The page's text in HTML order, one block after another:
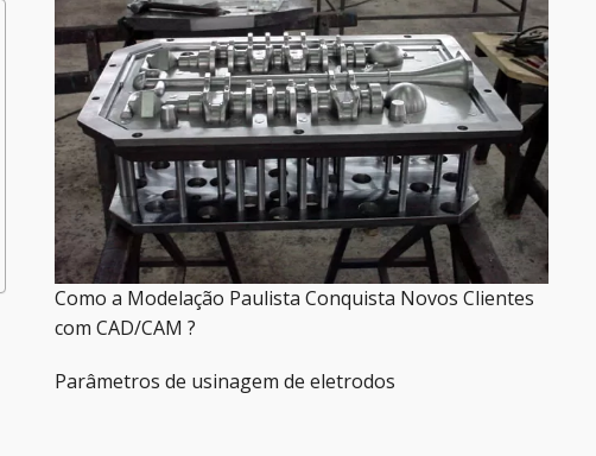
Como a Modelação Paulista Conquista Novos Clientes
com CAD/CAM ?
Parâmetros de usinagem de eletrodos